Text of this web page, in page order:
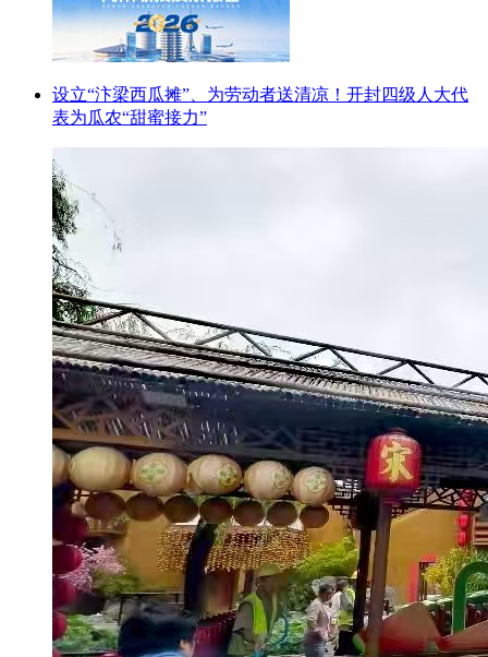
设立“汴梁西瓜摊”、为劳动者送清凉！开封四级人大代
表为瓜农“甜蜜接力”